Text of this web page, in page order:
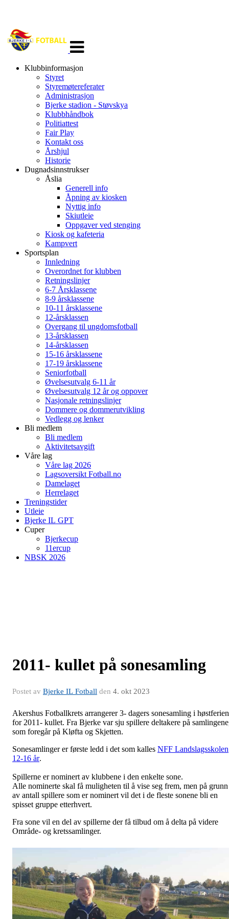
navigasjon
Klubbinformasjon
Styret
Styremøtereferater
Administrasjon
Bjerke stadion - Støvskya
Klubbhåndbok
Politiattest
Fair Play
Kontakt oss
Årshjul
Historie
Dugnadsinnstrukser
Åslia
Generell info
Åpning av kiosken
Nyttig info
Skiutleie
Oppgaver ved stenging
Kiosk og kafeteria
Kampvert
Sportsplan
Innledning
Overordnet for klubben
Retningslinjer
6-7 Årsklassene
8-9 årsklassene
10-11 årsklassene
12-årsklassen
Overgang til ungdomsfotball
13-årsklassen
14-årsklassen
15-16 årsklassene
17-19 årsklassene
Seniorfotball
Øvelsesutvalg 6-11 år
Øvelsesutvalg 12 år og oppover
Nasjonale retningslinjer
Dommere og dommerutvikling
Vedlegg og lenker
Bli medlem
Bli medlem
Aktivitetsavgift
Våre lag
Våre lag 2026
Lagsoversikt Fotball.no
Damelaget
Herrelaget
Treningstider
Utleie
Bjerke IL GPT
Cuper
Bjerkecup
11ercup
NBSK 2026
2011- kullet på sonesamling
Postet av Bjerke IL Fotball den 4. okt 2023
Akershus Fotballkrets arrangerer 3- dagers sonesamling i høstferien
for 2011- kullet. Fra Bjerke var sju spillere deltakere på
som foregår på Kløfta og Skjetten.
Sonesamlinger er første ledd i det som kalles NFF Landslagsskolen
12-16 år.
Spillerne er nominert av klubbene i den enkelte sone.
Alle nominerte skal få muligheten til å vise seg frem, men på grunn
av antall spillere som er nominert vil det i de fleste sonene bli en
spisset gruppe etterhvert.
Fra sone vil en del av spillerne der få tilbud om å delta på videre
Område- og kretssamlinger.